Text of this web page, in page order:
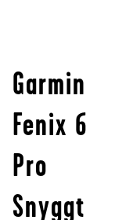
Garmin
Fenix 6
Pro
Snyggt